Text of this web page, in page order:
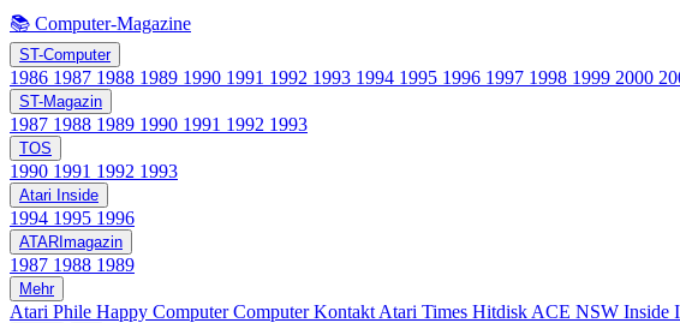
📚 Computer-Magazine
ST-Computer
1986 1987 1988 1989 1990 1991 1992 1993 1994 1995 1996 1997 1998 1999 2000
ST-Magazin
1987 1988 1989 1990 1991 1992 1993
TOS
1990 1991 1992 1993
Atari Inside
1994 1995 1996
ATARImagazin
1987 1988 1989
Mehr
Atari Phile Happy ComputerComputer Kontakt Atari Times Hitdisk ACE NSW Inside